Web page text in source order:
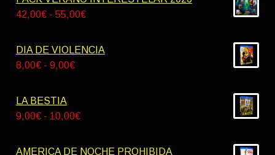
42,00€ - 55,00€Rango
precios:
DIA DE VIOLENCIA
8,00€ - 9,00€Rango
desde
LA BESTIA
9,00€ - 10,00€Rango
precios:
AMERICA DE NOCHE PROHIBIDA